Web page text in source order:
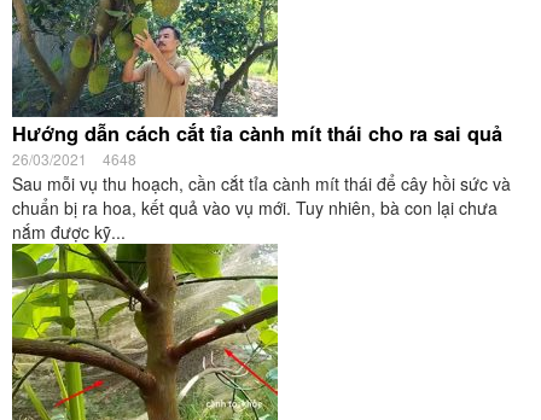
Hướng dẫn cách cắt tỉa cành mít thái cho ra sai quả
26/03/2021 4648
Sau mỗi vụ thu hoạch, cần cắt tỉa cành mít thái để cây hồi sức và
chuẩn bị ra hoa, kết quả vào vụ mới. Tuy nhiên, bà con lại chưa
nắm được kỹ...